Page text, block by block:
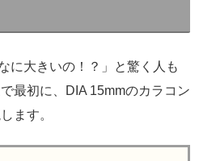
に大きいの！？」と驚く人も
最初に、DIA 15mmのカラコン
ます。